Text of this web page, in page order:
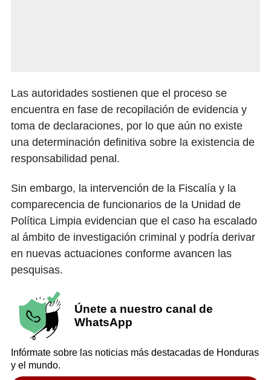
Las autoridades sostienen que el proceso se
encuentra en fase de recopilación de evidencia y
toma de declaraciones, por lo que aún no existe
una determinación definitiva sobre la existencia de
responsabilidad penal.
Sin embargo, la intervención de la Fiscalía y la
comparecencia de funcionarios de la Unidad de
Política Limpia evidencian que el caso ha escalado
al ámbito de investigación criminal y podría derivar
en nuevas actuaciones conforme avancen las
pesquisas.
Únete a nuestro canal de
WhatsApp
Infórmate sobre las noticias más destacadas de Honduras
y el mundo.